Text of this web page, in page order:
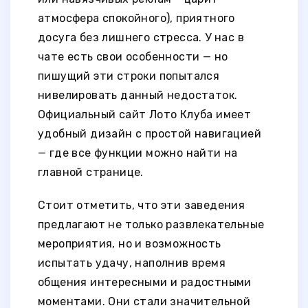
атмосфера спокойного), приятного
досуга без лишнего стресса. У нас в
чате есть свои особенности — но
пишущий эти строки попытался
нивелировать данный недостаток.
Официальный сайт Лото Клуба имеет
удобный дизайн с простой навигацией
— где все функции можно найти на
главной странице.
Стоит отметить, что эти заведения
предлагают не только развлекательные
мероприятия, но и возможность
испытать удачу, наполнив время
общения интересными и радостными
моментами. Они стали значительной